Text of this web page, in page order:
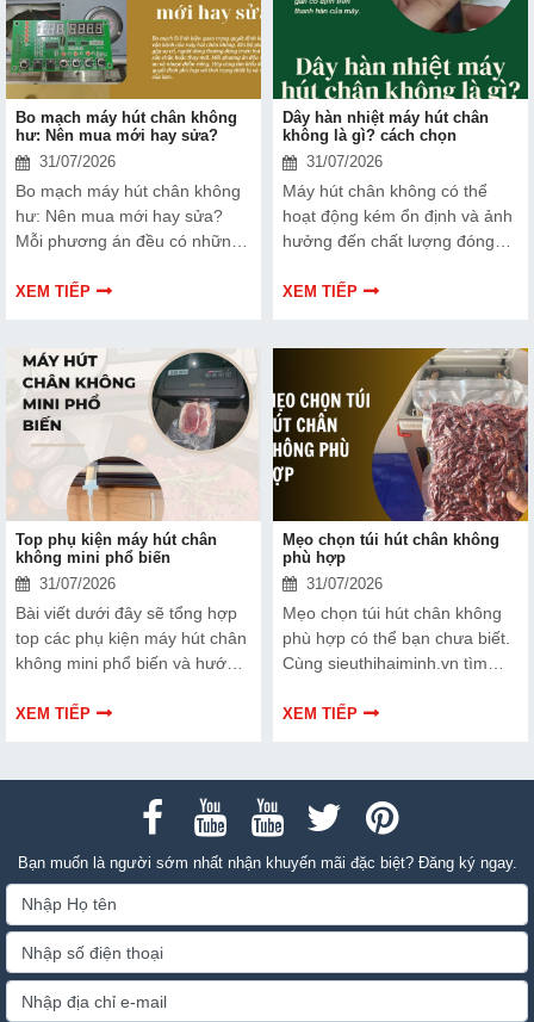
hơn nhé!
Bo mạch máy hút chân không
hư: Nên mua mới hay sửa?
31/07/2026
Bo mạch máy hút chân không
hư: Nên mua mới hay sửa?
Mỗi phương án đều có những
cùng tìm hiểu để đưa ra quyết
XEM TIẾP
Dây hàn nhiệt máy hút chân
không là gì? cách chọn
31/07/2026
Máy hút chân không có thể
hoạt động kém ổn định và ảnh
hưởng đến chất lượng đóng
Bài viết dưới đây sẽ giúp bạn
XEM TIẾP
Top phụ kiện máy hút chân
không mini phổ biến
31/07/2026
Bài viết dưới đây sẽ tổng hợp
top các phụ kiện máy hút chân
không mini phổ biến và hướng
chuẩn kỹ thuật ngay tại nhà.
XEM TIẾP
Mẹo chọn túi hút chân không
phù hợp
31/07/2026
Mẹo chọn túi hút chân không
phù hợp có thể bạn chưa biết.
Cùng sieuthihaiminh.vn tìm
thông tin bài viết dưới đây nhé!
XEM TIẾP
Bạn muốn là người sớm nhất nhận khuyến mãi đặc biệt? Đăng ký ngay.